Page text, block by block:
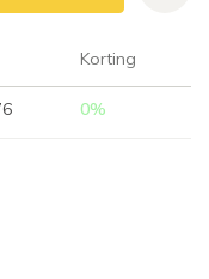
Korting
0%